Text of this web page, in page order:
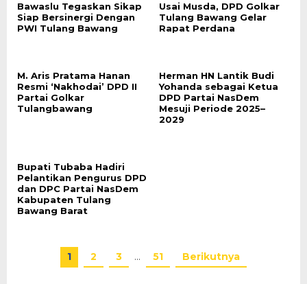
Bawaslu Tegaskan Sikap
Siap Bersinergi Dengan
PWI Tulang Bawang
Usai Musda, DPD Golkar
Tulang Bawang Gelar
Rapat Perdana
M. Aris Pratama Hanan
Resmi ‘Nakhodai’ DPD II
Partai Golkar
Tulangbawang
Herman HN Lantik Budi
Yohanda sebagai Ketua
DPD Partai NasDem
Mesuji Periode 2025–
2029
Bupati Tubaba Hadiri
Pelantikan Pengurus DPD
dan DPC Partai NasDem
Kabupaten Tulang
Bawang Barat
1 2 3 … 51 Berikutnya